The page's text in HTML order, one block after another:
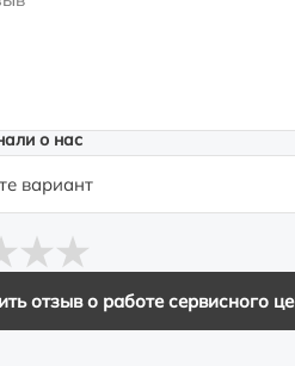
о нас
отзыв о работе сервисного